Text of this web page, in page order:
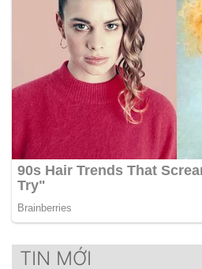
TIN MỚI